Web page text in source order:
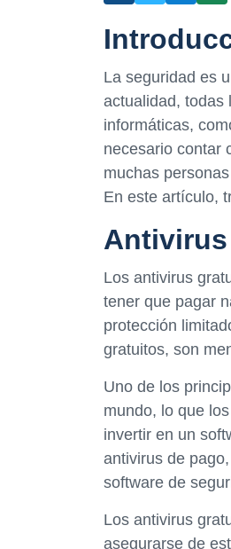
La seguridad es
actualidad, todas
informáticas,
necesario contar
muchas
En este artículo,
Los antivirus
tener que pagar
protección
gratuitos, son
Uno de los
mundo, lo que
invertir en un
antivirus de
software de
Los antivirus
asegurarse de